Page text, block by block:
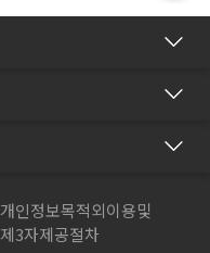
개인정보목적외이용및
제3자제공절차